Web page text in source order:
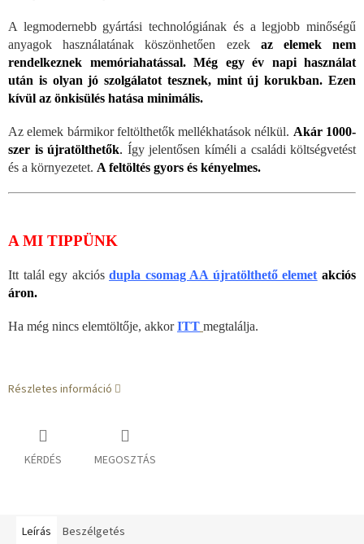
A legmodernebb gyártási technológiának és a legjobb minőségű
anyagok használatának köszönhetően ezek az elemek nem
rendelkeznek memóriahatással. Még egy év napi használat
után is olyan jó szolgálatot tesznek, mint új korukban. Ezen
kívül az önkisülés hatása minimális.
Az elemek bármikor feltölthetők mellékhatások nélkül. Akár 1000-
szer is újratölthetők. Így jelentősen kíméli a családi költségvetést
és a környezetet. A feltöltés gyors és kényelmes.
A MI TIPPÜNK
Itt talál egy akciósdupla csomag AA újratölthető elemet akciós
áron.
Ha még nincs elemtöltője, akkorITT megtalálja.
Részletes információ
KÉRDÉS MEGOSZTÁS
Leírás Beszélgetés